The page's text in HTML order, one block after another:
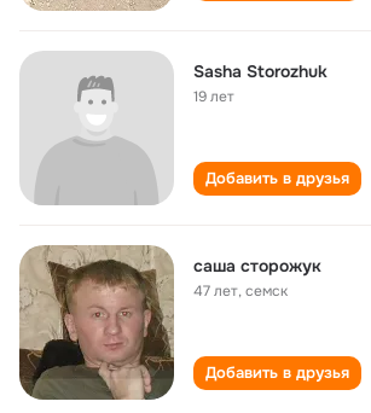
Sasha Storozhuk
19 лет
Добавить в друзья
саша сторожук
47 лет,семск
Добавить в друзья